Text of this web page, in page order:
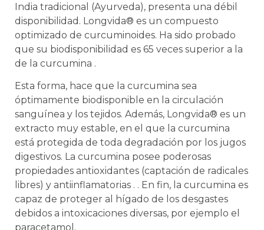
India tradicional (Ayurveda), presenta una débil
disponibilidad. Longvida® es un compuesto
optimizado de curcuminoides. Ha sido probado
que su biodisponibilidad es 65 veces superior a la
de la curcumina .
Esta forma, hace que la curcumina sea
óptimamente biodisponible en la circulación
sanguínea y los tejidos. Además, Longvida® es un
extracto muy estable, en el que la curcumina
está protegida de toda degradación por los jugos
digestivos. La curcumina posee poderosas
propiedades antioxidantes (captación de radicales
libres) y antiinflamatorias . . En fin, la curcumina es
capaz de proteger al hígado de los desgastes
debidos a intoxicaciones diversas, por ejemplo el
paracetamol.